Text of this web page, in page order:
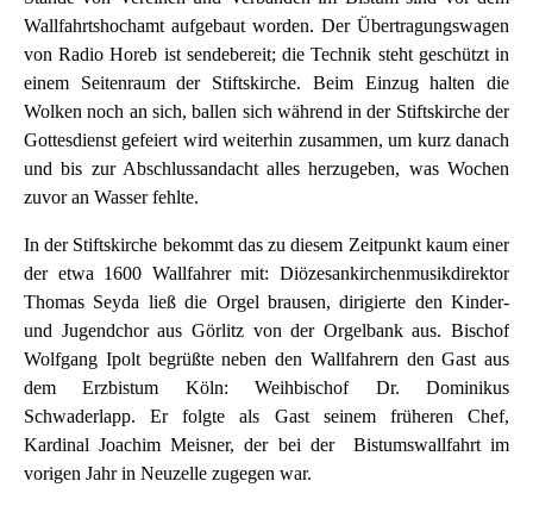
Wallfahrtshochamt aufgebaut worden. Der Übertragungswagen
von Radio Horeb ist sendebereit; die Technik steht geschützt in
einem Seitenraum der Stiftskirche. Beim Einzug halten die
Wolken noch an sich, ballen sich während in der Stiftskirche der
Gottesdienst gefeiert wird weiterhin zusammen, um kurz danach
und bis zur Abschlussandacht alles herzugeben, was Wochen
zuvor an Wasser fehlte.
In der Stiftskirche bekommt das zu diesem Zeitpunkt kaum einer
der etwa 1600 Wallfahrer mit: Diözesankirchenmusikdirektor
Thomas Seyda ließ die Orgel brausen, dirigierte den Kinder-
und Jugendchor aus Görlitz von der Orgelbank aus. Bischof
Wolfgang Ipolt begrüßte neben den Wallfahrern den Gast aus
dem Erzbistum Köln: Weihbischof Dr. Dominikus
Schwaderlapp. Er folgte als Gast seinem früheren Chef,
Kardinal Joachim Meisner, der bei der Bistumswallfahrt im
vorigen Jahr in Neuzelle zugegen war.